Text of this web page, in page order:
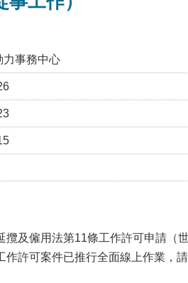
力事務中心
攬及僱用法第11條工作許可申請（
作許可案件已推行全面線上作業，